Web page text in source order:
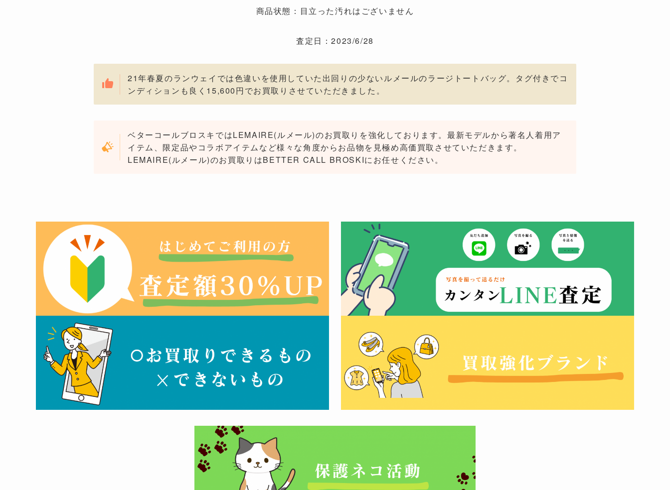
商品状態：目立った汚れはございません
査定日：2023/6/28
21年春夏のランウェイでは色違いを使用していた出回りの少ないルメールのラージトートバッグ。タグ付きでコ
ンディションも良く15,600円でお買取りさせていただきました。
ベターコールブロスキではLEMAIRE(ルメール)のお買取りを強化しております。最新モデルから著名人着用ア
イテム、限定品やコラボアイテムなど様々な角度からお品物を見極め高価買取させていただきます。
LEMAIRE(ルメール)のお買取りはBETTER CALL BROSKIにお任せください。